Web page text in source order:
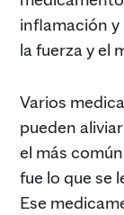
inflamación
la fuerza y el
Varios
pueden
el más
fue lo que se
Ese